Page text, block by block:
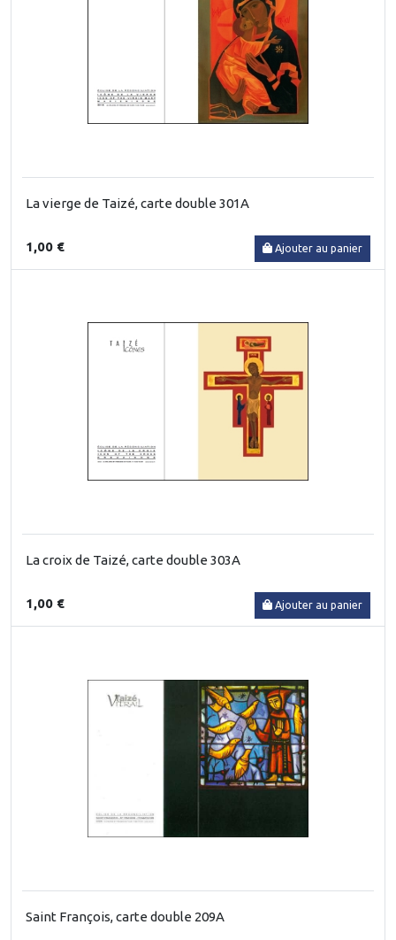
La vierge de Taizé, carte double 301A
1,00 € Ajouter au panier
La croix de Taizé, carte double 303A
1,00 € Ajouter au panier
Saint François, carte double 209A